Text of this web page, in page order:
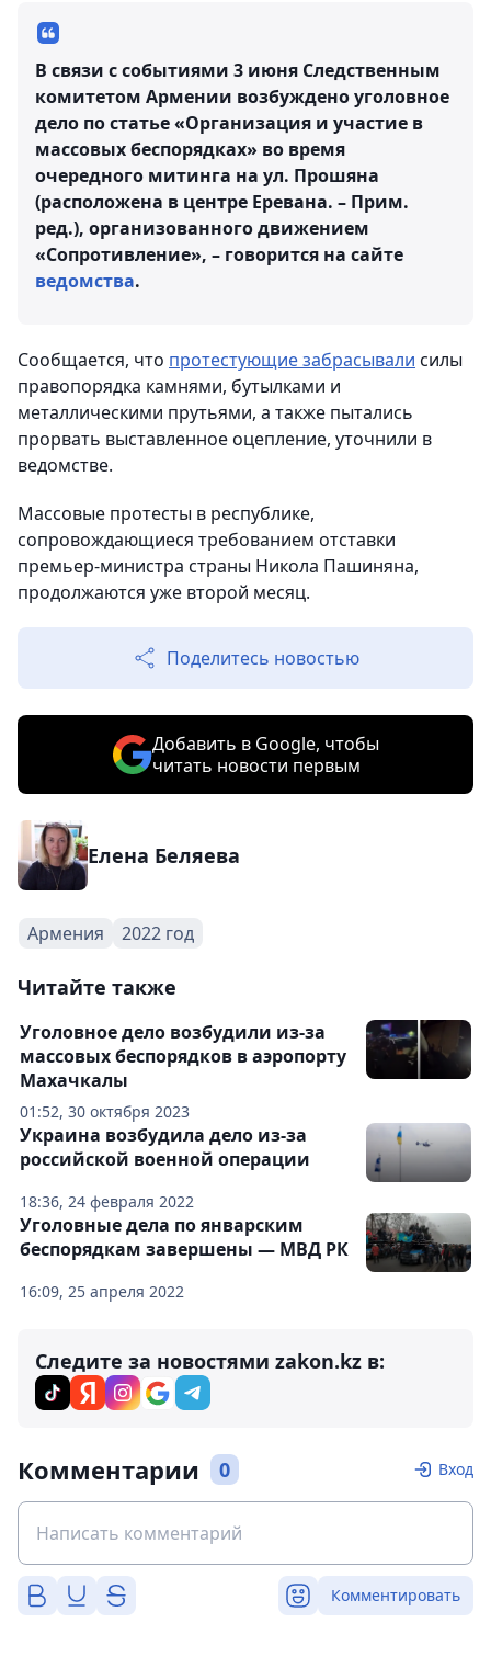
В связи с событиями 3 июня Следственным
комитетом Армении возбуждено уголовное
дело по статье «Организация и участие в
массовых беспорядках» во время
очередного митинга на ул. Прошяна
(расположена в центре Еревана. – Прим.
ред.), организованного движением
«Сопротивление», – говорится на сайте
ведомства.
Сообщается, что протестующие забрасывали силы
правопорядка камнями, бутылками и
металлическими прутьями, а также пытались
прорвать выставленное оцепление, уточнили в
ведомстве.
Массовые протесты в республике,
сопровождающиеся требованием отставки
премьер-министра страны Никола Пашиняна,
продолжаются уже второй месяц.
Поделитесь новостью
Добавить в Google, чтобы
читать новости первым
Елена Беляева
Армения 2022 год
Читайте также
01:52, 30 октября 2023
Уголовное дело возбудили из-за
массовых беспорядков в аэропорту
Махачкалы
18:36, 24 февраля 2022
Украина возбудила дело из-за
российской военной операции
16:09, 25 апреля 2022
Уголовные дела по январским
беспорядкам завершены — МВД РК
Следите за новостями zakon.kz в:
Комментарии 0 Вход
Комментировать